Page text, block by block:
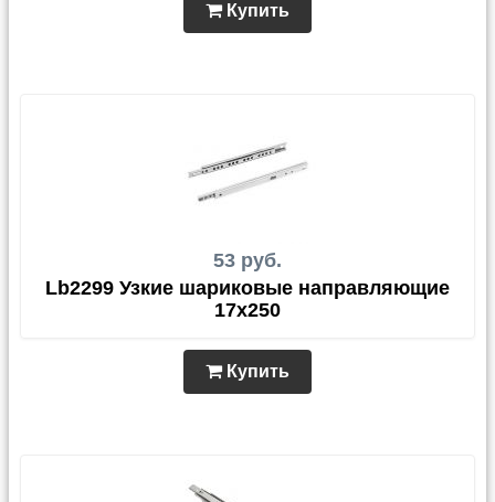
Купить
53 руб.
Lb2299 Узкие шариковые направляющие
17x250
Купить